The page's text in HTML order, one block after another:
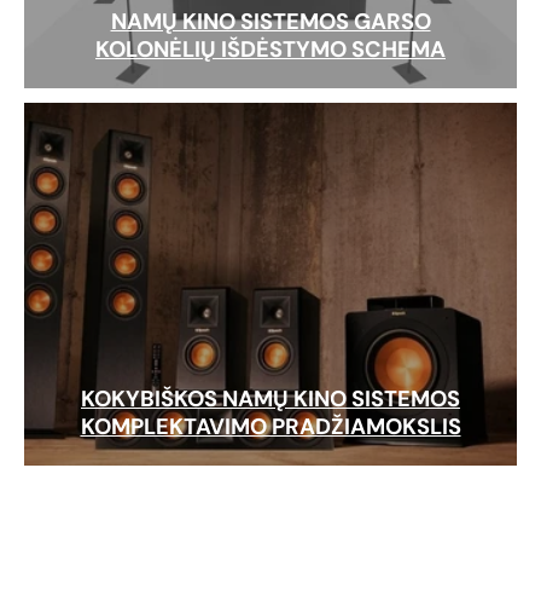
NAMŲ KINO SISTEMOS GARSO
KOLONĖLIŲ IŠDĖSTYMO SCHEMA
KOKYBIŠKOS NAMŲ KINO SISTEMOS
KOMPLEKTAVIMO PRADŽIAMOKSLIS